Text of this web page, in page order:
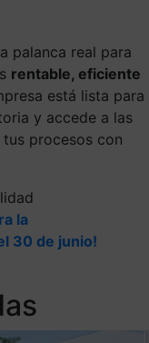
palanca real para
rentable, eficiente
está lista para
y accede a las
procesos con
la
30 de junio!